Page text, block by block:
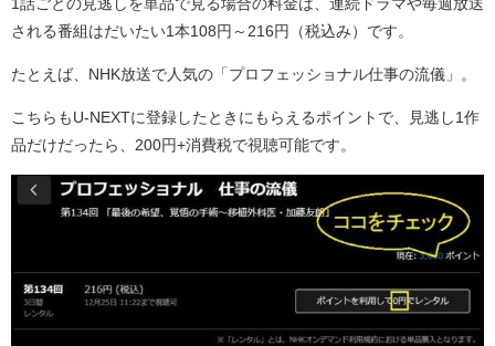
1話ごとの見逃しを単品で見る場合の料金は、連続ドラマや毎週放送
される番組はだいたい1本108円～216円（税込み）です。
たとえば、NHK放送で人気の「プロフェッショナル仕事の流儀」。
こちらもU-NEXTに登録したときにもらえるポイントで、見逃し1作
品だけだったら、200円+消費税で視聴可能です。